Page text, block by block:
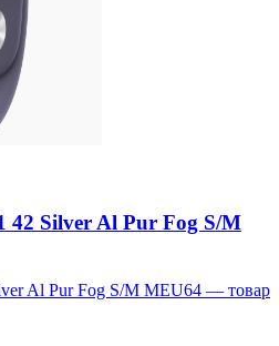
42 Silver Al Pur Fog S/M
Al Pur Fog S/M MEU64 — товар